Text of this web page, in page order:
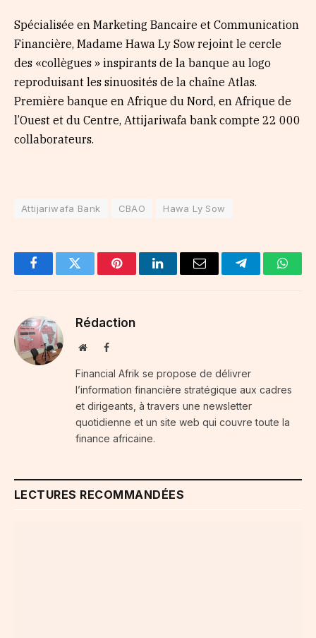
Spécialisée en Marketing Bancaire et Communication
Financière, Madame Hawa Ly Sow rejoint le cercle
des «collègues » inspirants de la banque au logo
reproduisant les sinuosités de la chaîne Atlas.
Première banque en Afrique du Nord, en Afrique de
l’Ouest et du Centre, Attijariwafa bank compte 22 000
collaborateurs.
Attijariwafa Bank CBAO Hawa Ly Sow
FacebookTwitter PinterestLinkedInEmail Telegram
Rédaction
WebsiteFacebook
Financial Afrik se propose de délivrer
l’information financière stratégique aux cadres
et dirigeants, à travers une newsletter
quotidienne et un site web qui couvre toute la
finance africaine.
LECTURES RECOMMANDÉES